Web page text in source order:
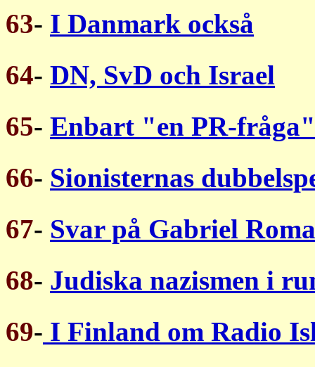
63- I Danmark också
64- DN, SvD och Israel
65- Enbart "en PR-
66- Sionisternas
67- Svar på Gabriel
68- Judiska nazismen i
69- I Finland om Radio